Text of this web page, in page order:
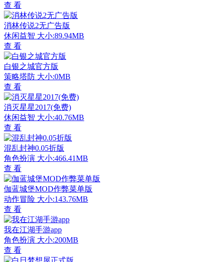
查 看
消林传说2无广告版
休闲益智 大小:89.94MB
查 看
白银之城官方版
策略塔防 大小:0MB
查 看
消灭星星2017(免费)
休闲益智 大小:40.76MB
查 看
混乱封神0.05折版
角色扮演 大小:466.41MB
查 看
伽蓝城堡MOD作弊菜单版
动作冒险 大小:143.76MB
查 看
我在江湖手游app
角色扮演 大小:200MB
查 看